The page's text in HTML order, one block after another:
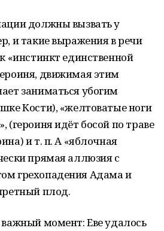
должны вызвать у
и такие выражения в речи
«инстинкт единственной
движимая этим
заниматься убогим
Кости), «желтоватые ноги
(героиня идёт босой по траве
и т. п. А «яблочная
прямая аллюзия с
грехопадения Адама и
плод.
момент: Еве удалось